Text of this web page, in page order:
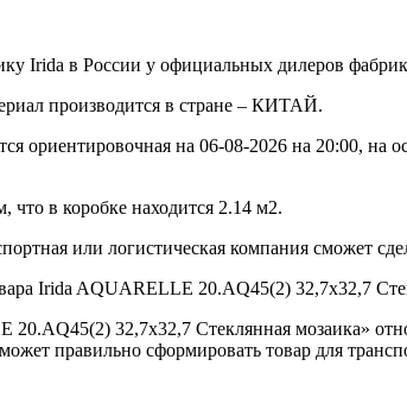
Irida в России у официальных дилеров
производится в стране – КИТАЙ.
ориентировочная на 06-08-2026 на 20:00,
в коробке находится 2.14 м2.
или логистическая компания сможет
Irida AQUARELLE 20.AQ45(2) 32,7x32,7
32,7x32,7 Стеклянная мозаика»
правильно сформировать товар для